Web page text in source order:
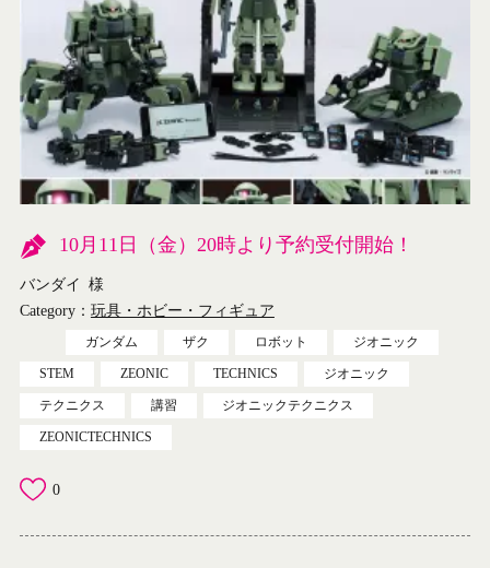
10月11日（金）20時より予約受付開始！
バンダイ 様
Category： 玩具・ホビー・フィギュア
ガンダム ザク ロボット ジオニック
STEM ZEONIC TECHNICS ジオニック
テクニクス 講習 ジオニックテクニクス
ZEONICTECHNICS
0